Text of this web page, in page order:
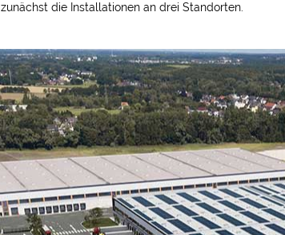
zunächst die Installationen an drei Standorten.